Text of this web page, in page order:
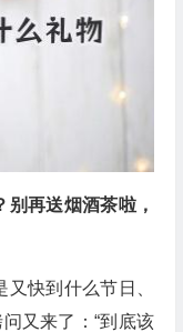
再送烟酒茶啦，
快到什么节日、
又来了：“到底该